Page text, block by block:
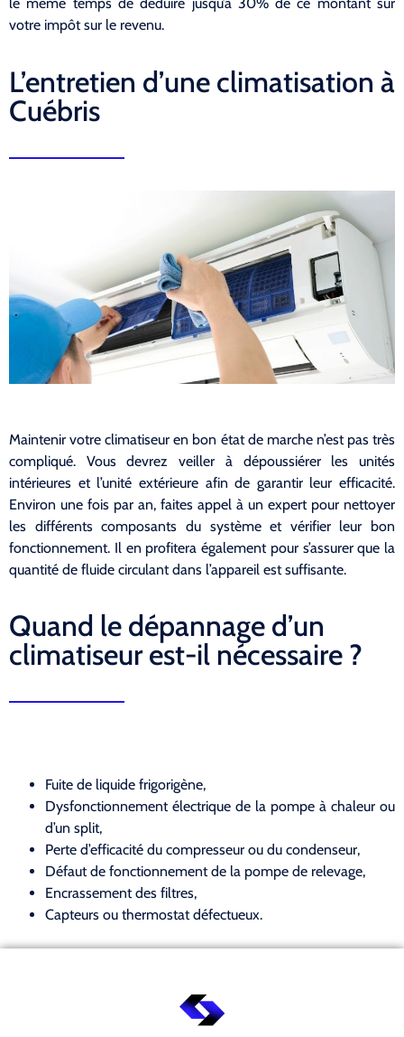
votre impôt sur le revenu.
L’entretien d’une climatisation à
Cuébris
Maintenir votre climatiseur en bon état de marche n’est pas très
compliqué. Vous devrez veiller à dépoussiérer les unités
intérieures et l’unité extérieure afin de garantir leur efficacité.
Environ une fois par an, faites appel à un expert pour nettoyer
les différents composants du système et vérifier leur bon
fonctionnement. Il en profitera également pour s’assurer que la
quantité de fluide circulant dans l’appareil est suffisante.
Quand le dépannage d’un
climatiseur est-il nécessaire ?
Fuite de liquide frigorigène,
Dysfonctionnement électrique de la pompe à chaleur ou
d’un split,
Perte d’efficacité du compresseur ou du condenseur,
Défaut de fonctionnement de la pompe de relevage,
Encrassement des filtres,
Capteurs ou thermostat défectueux.